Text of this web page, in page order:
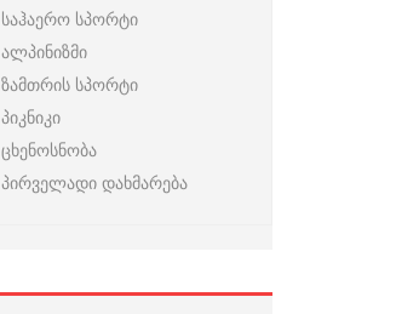
საჰაერო სპორტი
ალპინიზმი
ზამთრის სპორტი
პიკნიკი
ცხენოსნობა
პირველადი დახმარება